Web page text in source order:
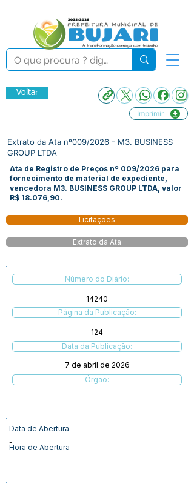
Voltar
Imprimir
Extrato da Ata nº009/2026 - M3. BUSINESS
GROUP LTDA
Ata de Registro de Preços nº 009/2026 para
fornecimento de material de expediente,
vencedora M3. BUSINESS GROUP LTDA, valor
R$ 18.076,90.
Licitações
Extrato da Ata
Número do Diário:
14240
Página da Publicação:
124
Data da Publicação:
7 de abril de 2026
Órgão:
Data de Abertura
-
Hora de Abertura
-